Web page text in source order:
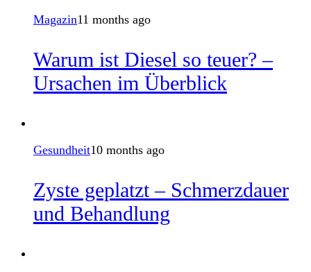
Magazin11 months ago
Warum ist Diesel so teuer? –
Ursachen im Überblick
Gesundheit10 months ago
Zyste geplatzt – Schmerzdauer
und Behandlung